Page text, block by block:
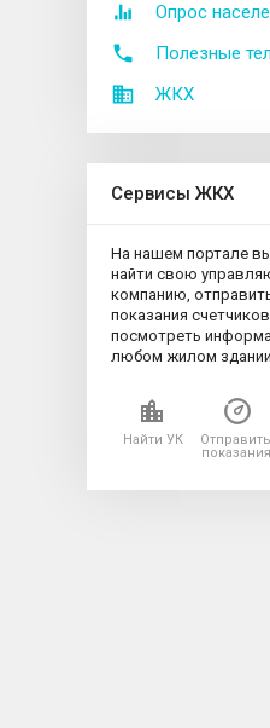
Опрос
Полезные
ЖКХ
Сервисы ЖКХ
На нашем портале
найти свою
компанию,
показания
посмотреть
любом жилом
Найти УК
Отправить
показания